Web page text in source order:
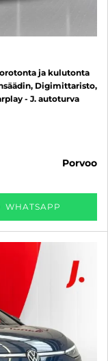
ja kulutonta
Digimittaristo,
- J. autoturva
porvoo
WHATSAPP